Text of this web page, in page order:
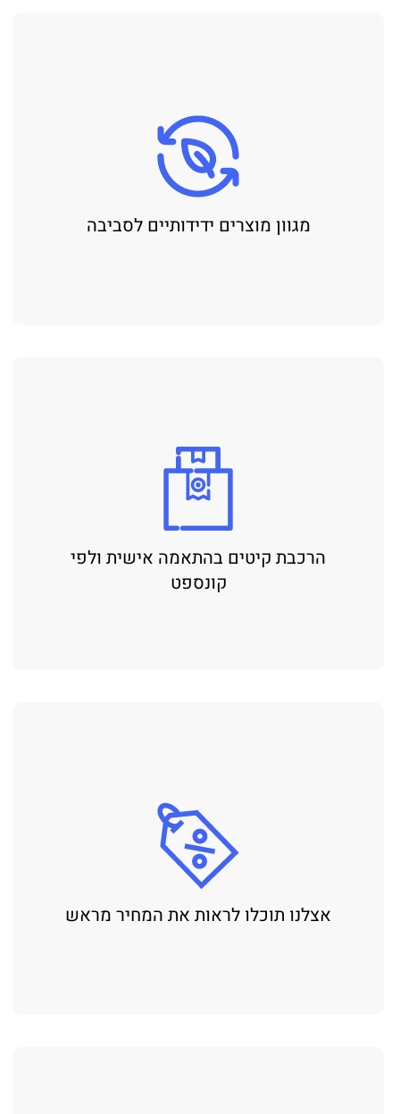
מגוון מוצרים ידידותיים לסביבה
הרכבת קיטים בהתאמה אישית ולפי
קונספט
אצלנו תוכלו לראות את המחיר מראש